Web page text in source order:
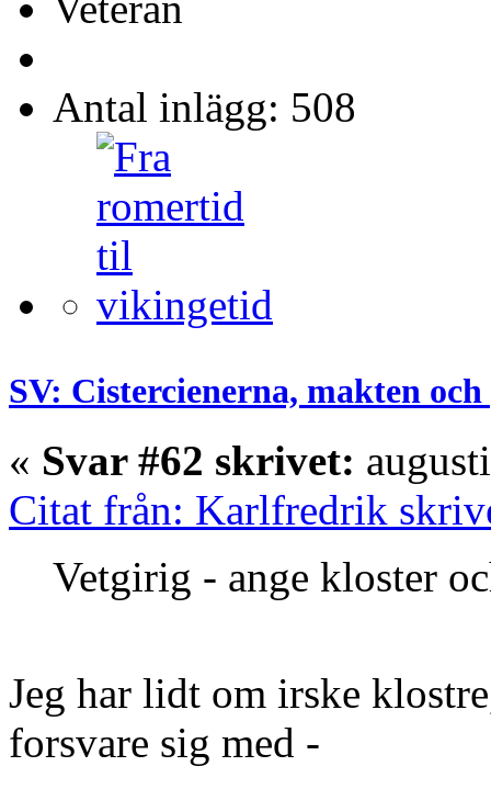
Antal inlägg: 508
SV: Cistercienerna, makten
« Svar #62 skrivet:
Citat från: Karlfredrik
Vetgirig - ange kloster
Jeg har lidt om irske
forsvare sig med -